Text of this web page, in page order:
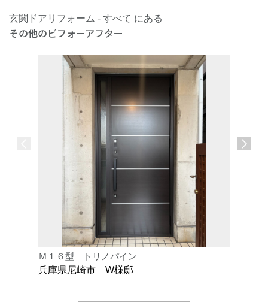
玄関ドアリフォーム - すべて にある
その他のビフォーアフター
Ｍ１６型 トリノパイン
兵庫県尼崎市 W様邸